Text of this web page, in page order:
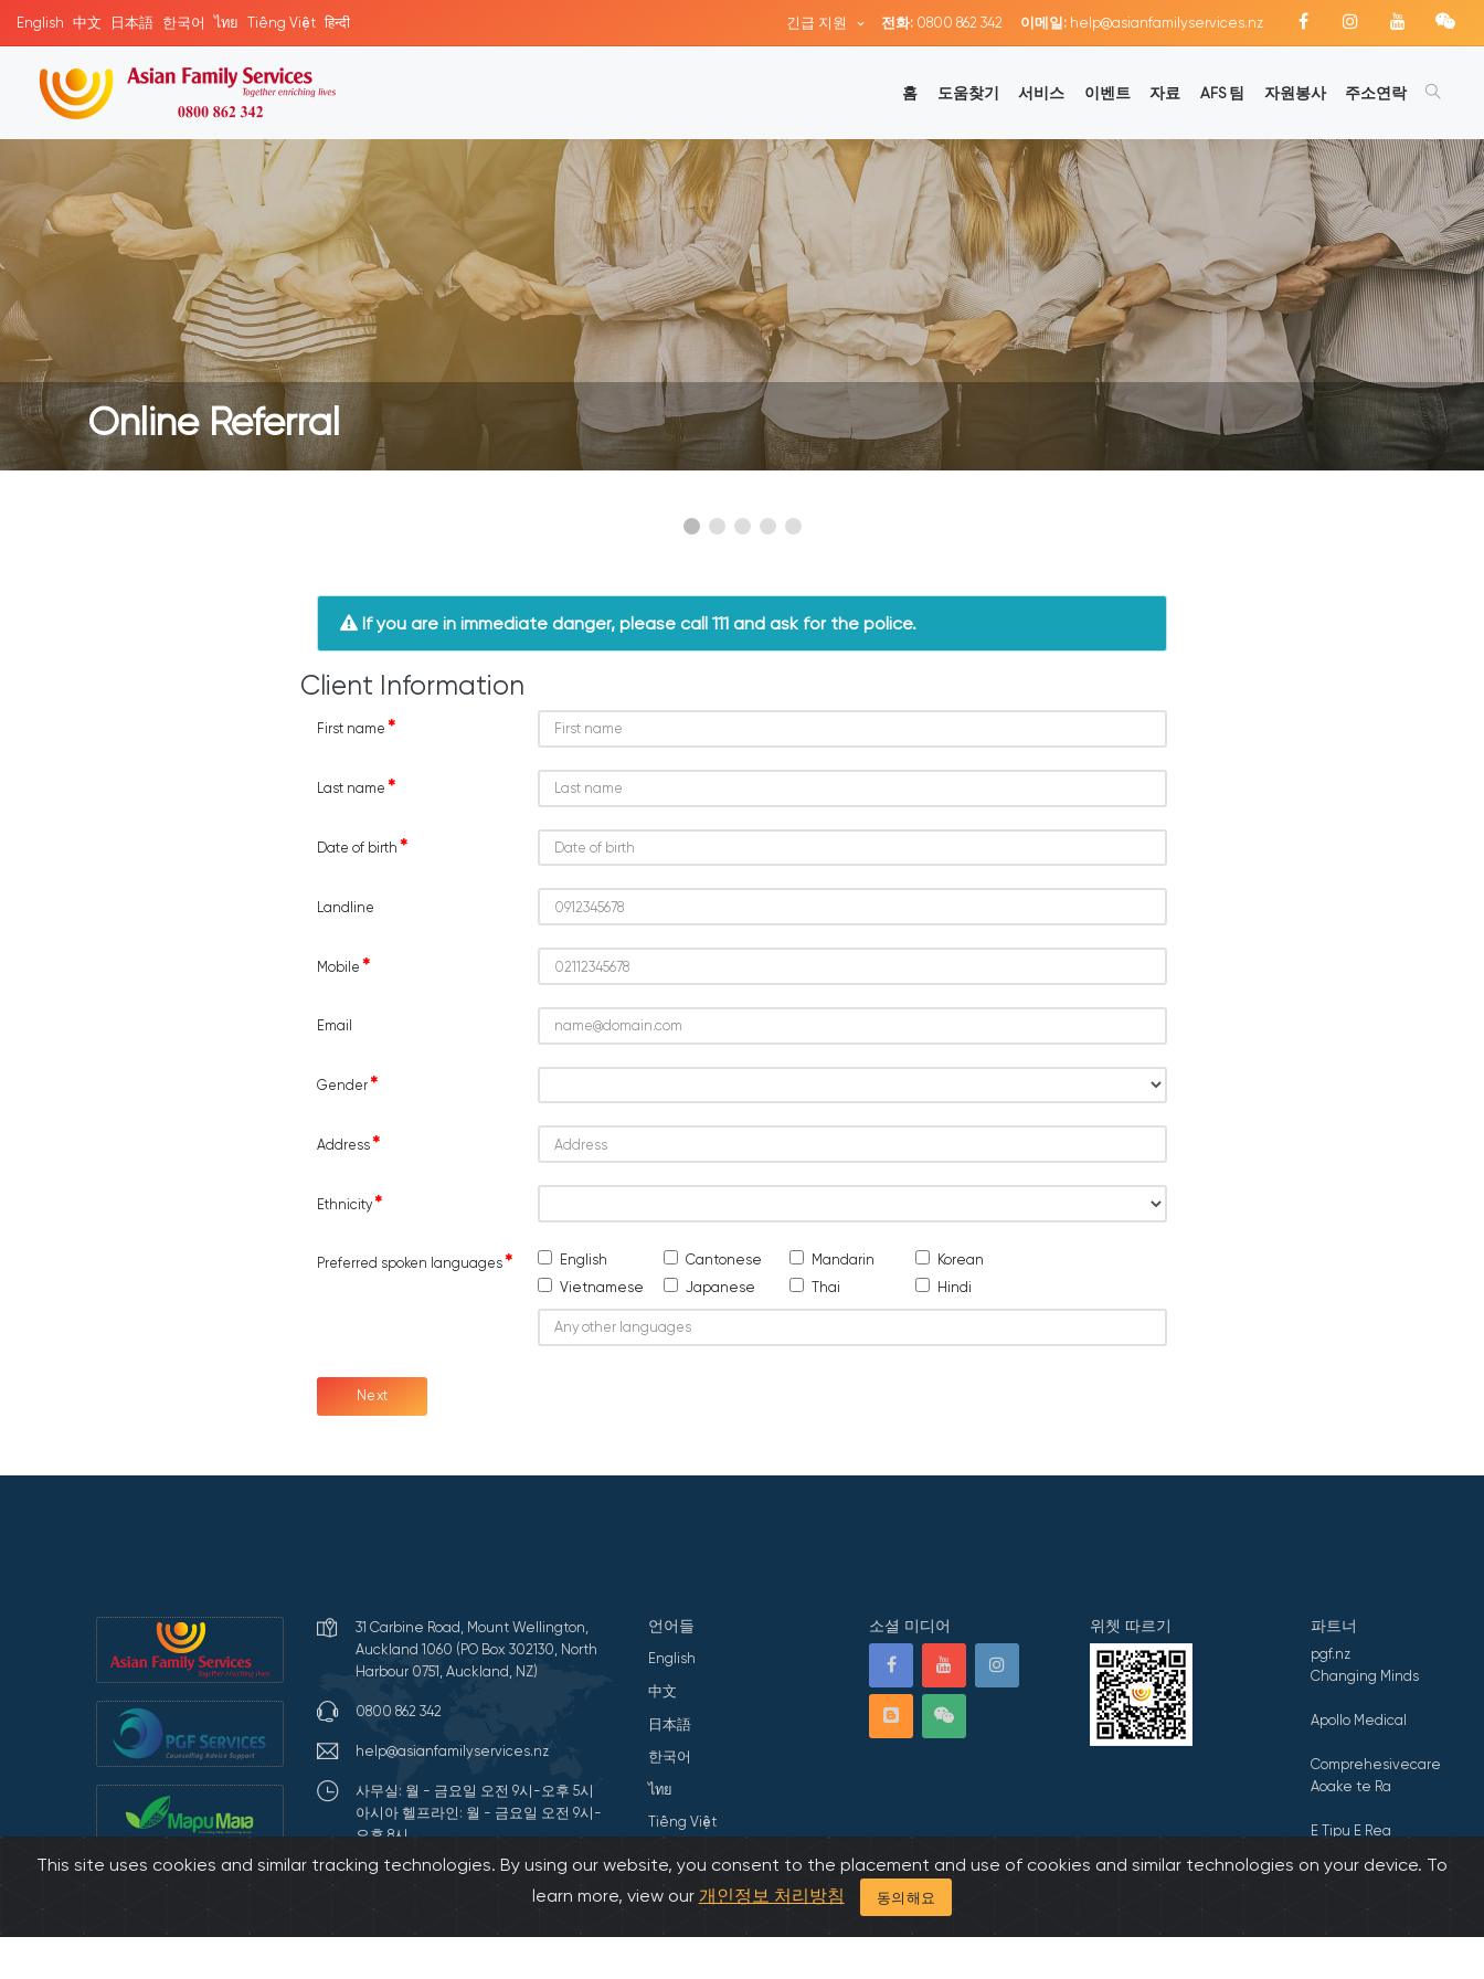
English 中文 日本語 한국어 ไทย Tiếng Việt हिन्दी 긴급 지원 전화: 0800 862 342 이메일: help@asianfamilyservices.nz
홈 도움찾기 서비스 이벤트 자료 AFS 팀 자원봉사 주소연락
Online Referral
If you are in immediate danger, please call 111 and ask for the police.
Client Information
First name
Last name
Date of birth
Landline
Mobile
Email
Gender
Address
Ethnicity
Preferred spoken languages English Cantonese Mandarin
Korean
Vietnamese
Japanese Thai Hindi
Next
언어들
English
中文
日本語
한국어
ไทย
Tiếng Việt
소셜 미디어 위쳇 따르기
31 Carbine Road, Mount Wellington,
Auckland 1060 (PO Box 302130, North
Harbour 0751, Auckland, NZ)
0800 862 342
help@asianfamilyservices.nz
사무실: 월 - 금요일 오전 9시-오후 5시
아시아 헬프라인: 월 - 금요일 오전 9시-
오후 8시
Terms of Use and Privacy Statement
파트너
pgf.nz
Changing Minds
Apollo Medical
Comprehesivecare
Aoake te Ra
E Tipu E Rea
This site uses cookies and similar tracking technologies. By using our website, you consent to the placement and use of cookies and similar technologies on your device. To
learn more, view our 개인정보 처리방침 동의해요